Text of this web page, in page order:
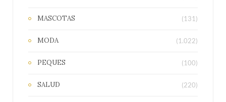
MASCOTAS (131)
MODA (1.022)
PEQUES (100)
SALUD (220)